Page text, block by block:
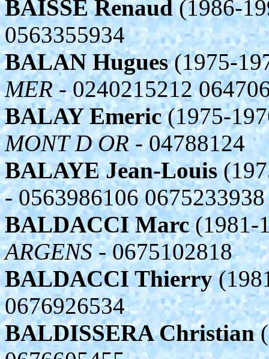
BAISSE Renaud(1986-
0563355934
BALAN Hugues(1975-
MER- 0240215212
BALAY Emeric(1975-
MONT D OR- 04788124
BALAYE Jean-Louis
- 0563986106 0675233938
BALDACCI Marc(1981-
ARGENS- 0675102818
BALDACCI Thierry
0676926534
BALDISSERA Christian